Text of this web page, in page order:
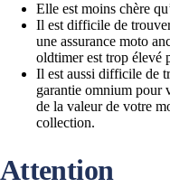
Elle est moins chère
Il est difficile de
une assurance moto
oldtimer est trop élevé
Il est aussi difficile de
garantie omnium pour
de la valeur de votre
collection.
Attention